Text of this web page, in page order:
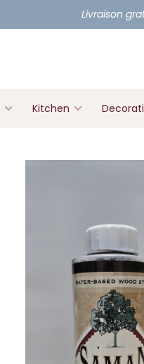
Livraison
Kitchen